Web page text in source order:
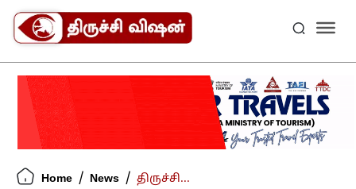
Home / News / திருச்சி...